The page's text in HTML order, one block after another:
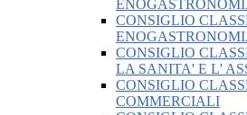
CONSIGLIO
CONSIGLIO
LA SANITA' E L'
CONSIGLIO
COMMERCIALI